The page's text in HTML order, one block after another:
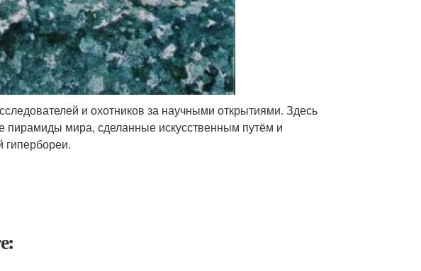
и охотников за научными открытиями. Здесь
мира, сделанные искусственным путём и